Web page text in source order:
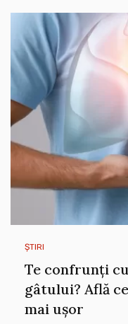
ȘTIRI
Te confrunți
gâtului? Află
mai ușor